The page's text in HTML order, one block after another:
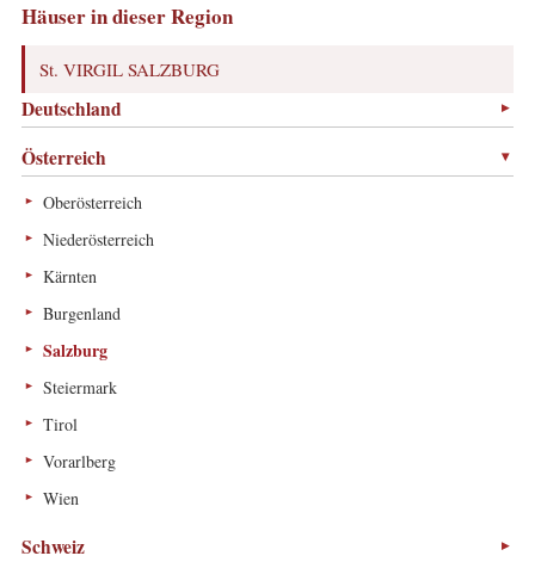
Deutschland
Österreich
Oberösterreich
Niederösterreich
Kärnten
Burgenland
Salzburg
Steiermark
Tirol
Vorarlberg
Wien
Schweiz
Häuser in dieser Region
St. VIRGIL SALZBURG